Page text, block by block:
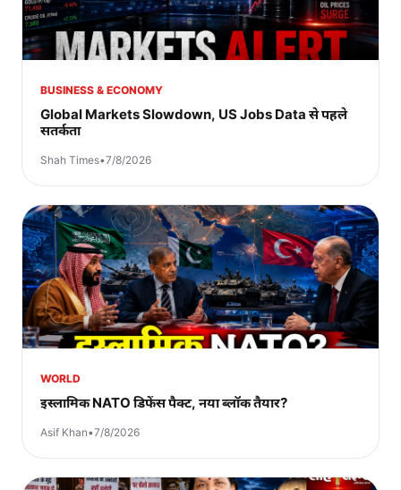
BUSINESS & ECONOMY
Global Markets Slowdown, US Jobs Data से पहले
सतर्कता
Shah Times•7/8/2026
WORLD
इस्लामिक NATO डिफेंस पैक्ट, नया ब्लॉक तैयार?
Asif Khan•7/8/2026